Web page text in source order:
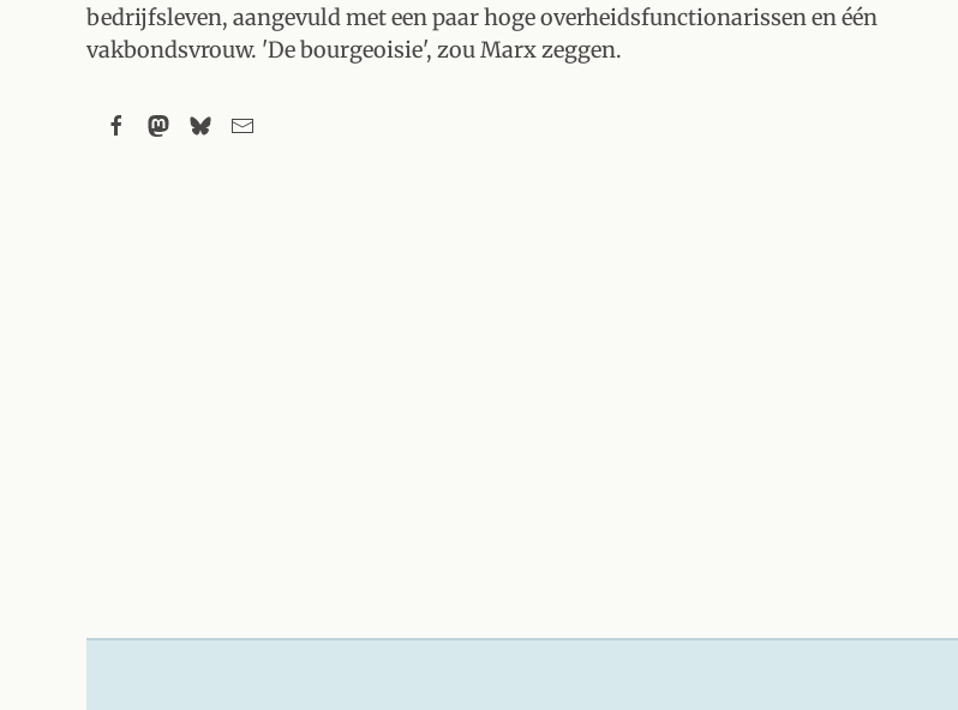
bedrijfsleven, aangevuld met een paar hoge overheidsfunctionarissen en één
vakbondsvrouw. 'De bourgeoisie', zou Marx zeggen.